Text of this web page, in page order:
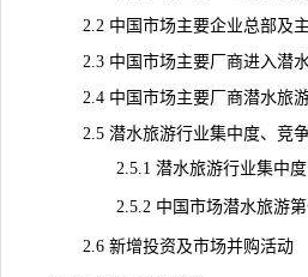
2.2 中国市场主要企业总部及
2.3 中国市场主要厂商进入潜水
2.4 中国市场主要厂商潜水旅游
2.5 潜水旅游行业集中度、竞
2.5.1 潜水旅游行业集中度分
2.5.2 中国市场潜水旅游第一
2.6 新增投资及市场并购活动